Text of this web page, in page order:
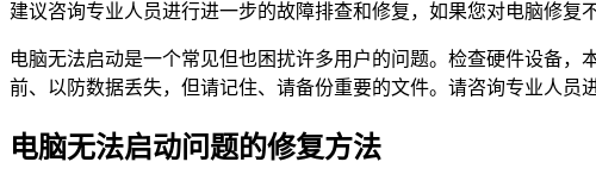
建议咨询专业人员进行进一步的故障排查和修复，如果您对电脑修复
电脑无法启动是一个常见但也困扰许多用户的问题。检查硬件设备
前、以防数据丢失，但请记住、请备份重要的文件。请咨询专业人员
电脑无法启动问题的修复方法